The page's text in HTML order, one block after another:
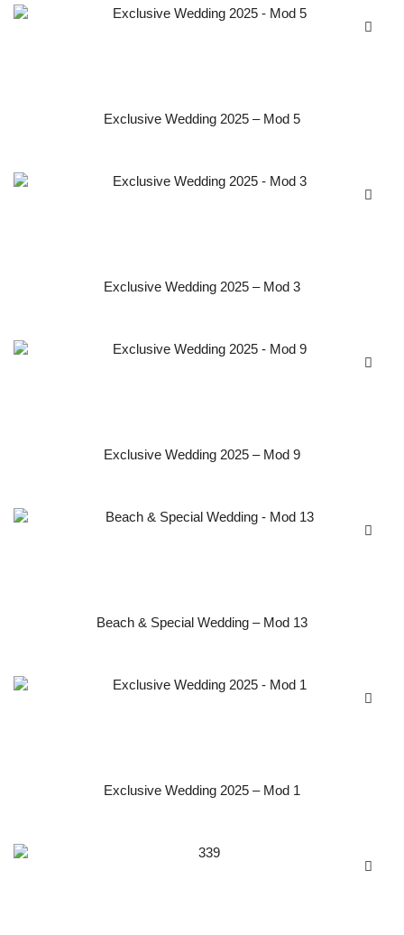
Exclusive Wedding 2025 – Mod 5
Exclusive Wedding 2025 – Mod 3
Exclusive Wedding 2025 – Mod 9
Beach & Special Wedding – Mod 13
Exclusive Wedding 2025 – Mod 1